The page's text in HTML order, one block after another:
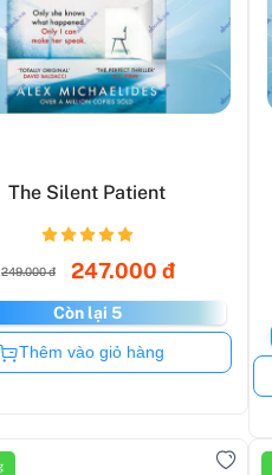
The Silent Patient
249.000 đ 247.000 đ
Còn lại 5
Còn hàng
Thêm vào giỏ hàng